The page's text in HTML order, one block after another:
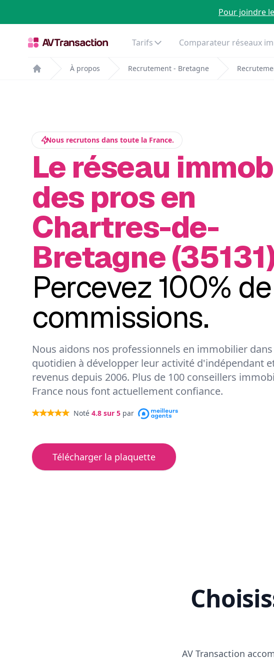
Pour joindre
Tarifs Comparateur réseaux
Home
À propos Recrutement - Bretagne
Nous recrutons dans toute la France.
Le réseau
des pros en
Chartres-de-
Bretagne
Percevez 100%
commissions.
Nous aidons nos professionnels en immobilier
quotidien à développer leur activité d'indépendant
revenus depuis 2006. Plus de 100 conseillers
France nous font actuellement confiance.
Noté 4.8 sur 5 par
Télécharger la plaquette
AV Transaction